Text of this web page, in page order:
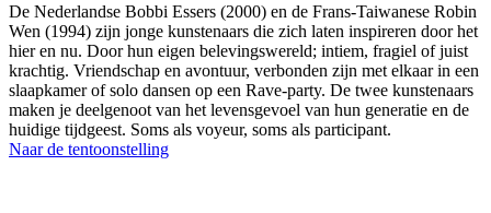
De Nederlandse Bobbi Essers (2000) en de Frans-Taiwanese Robin
Wen (1994) zijn jonge kunstenaars die zich laten inspireren door het
hier en nu. Door hun eigen belevingswereld; intiem, fragiel of juist
krachtig. Vriendschap en avontuur, verbonden zijn met elkaar in een
slaapkamer of solo dansen op een Rave-party. De twee kunstenaars
maken je deelgenoot van het levensgevoel van hun generatie en de
huidige tijdgeest. Soms als voyeur, soms als participant.
Naar de tentoonstelling